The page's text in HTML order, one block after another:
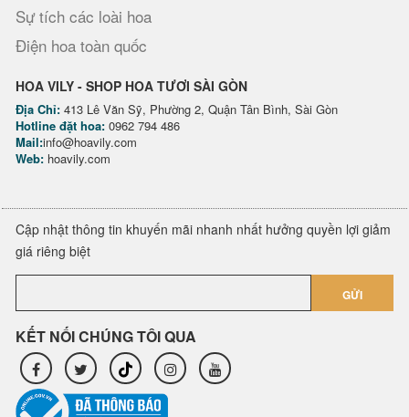
Sự tích các loài hoa
Điện hoa toàn quốc
HOA VILY - SHOP HOA TƯƠI SÀI GÒN
Địa Chỉ: 413 Lê Văn Sỹ, Phường 2, Quận Tân Bình, Sài Gòn
Hotline đặt hoa: 0962 794 486
Mail:info@hoavily.com
Web: hoavily.com
Cập nhật thông tin khuyến mãi nhanh nhất hưởng quyền lợi giảm
giá riêng biệt
GỬI
KẾT NỐI CHÚNG TÔI QUA